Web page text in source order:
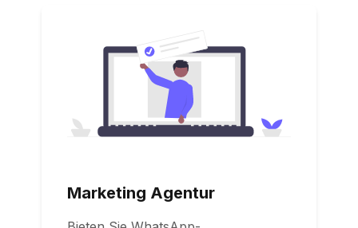
Marketing Agentur